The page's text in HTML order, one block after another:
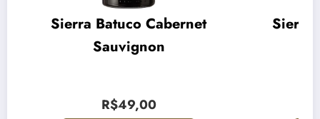
Sierra Batuco Cabernet
Sauvignon
R$49,00
Sierra